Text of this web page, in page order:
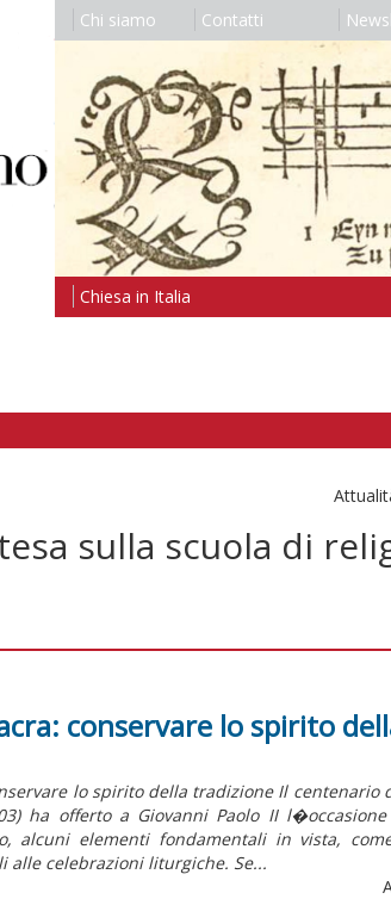
Chi siamo Contatti
Chiesa in Italia
sulla scuola di
conservare lo spirito
lo spirito della tradizione Il
ha offerto a Giovanni Paolo II
alcuni elementi fondamentali in vista,
celebrazioni liturgiche. Se...